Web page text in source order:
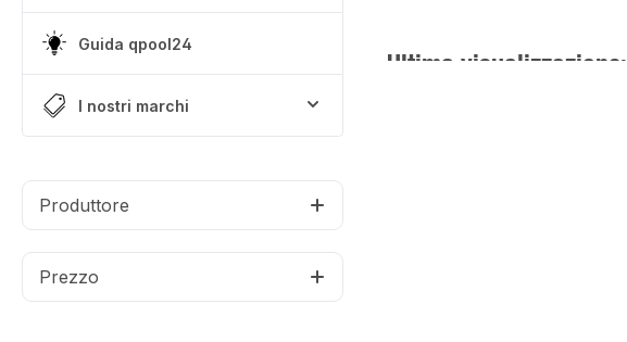
Guida qpool24
I nostri marchi
Produttore
Prezzo
Ultima visualizzazione: